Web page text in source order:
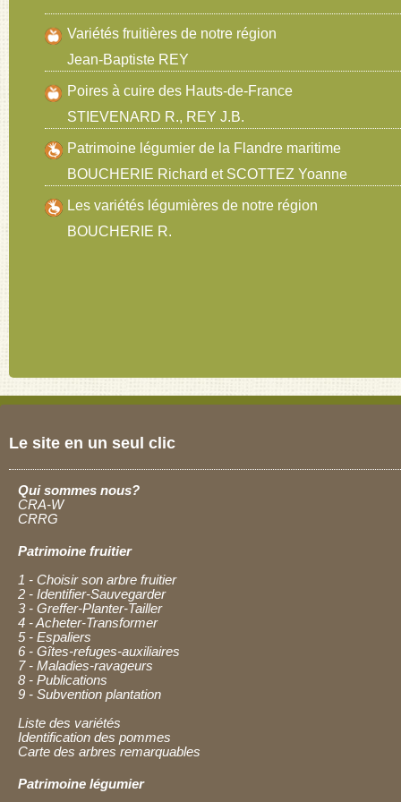
Variétés fruitières de notre région
Jean-Baptiste REY
Poires à cuire des Hauts-de-France
STIEVENARD R., REY J.B.
Patrimoine légumier de la Flandre maritime
BOUCHERIE Richard et SCOTTEZ Yoanne
Les variétés légumières de notre région
BOUCHERIE R.
Le site en un seul clic
Qui sommes nous?
CRA-W
CRRG
Patrimoine fruitier
1 - Choisir son arbre fruitier
2 - Identifier-Sauvegarder
3 - Greffer-Planter-Tailler
4 - Acheter-Transformer
5 - Espaliers
6 - Gîtes-refuges-auxiliaires
7 - Maladies-ravageurs
8 - Publications
9 - Subvention plantation
Liste des variétés
Identification des pommes
Carte des arbres remarquables
Patrimoine légumier